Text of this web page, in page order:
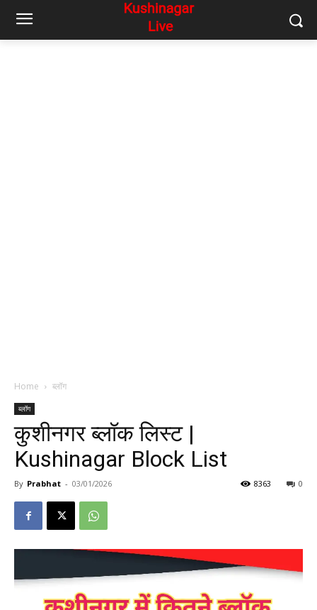
Home ब्लॉग
ब्लॉग
कुशीनगर ब्लॉक लिस्ट |
Kushinagar Block List
By Prabhat - 03/01/2026 0
8363